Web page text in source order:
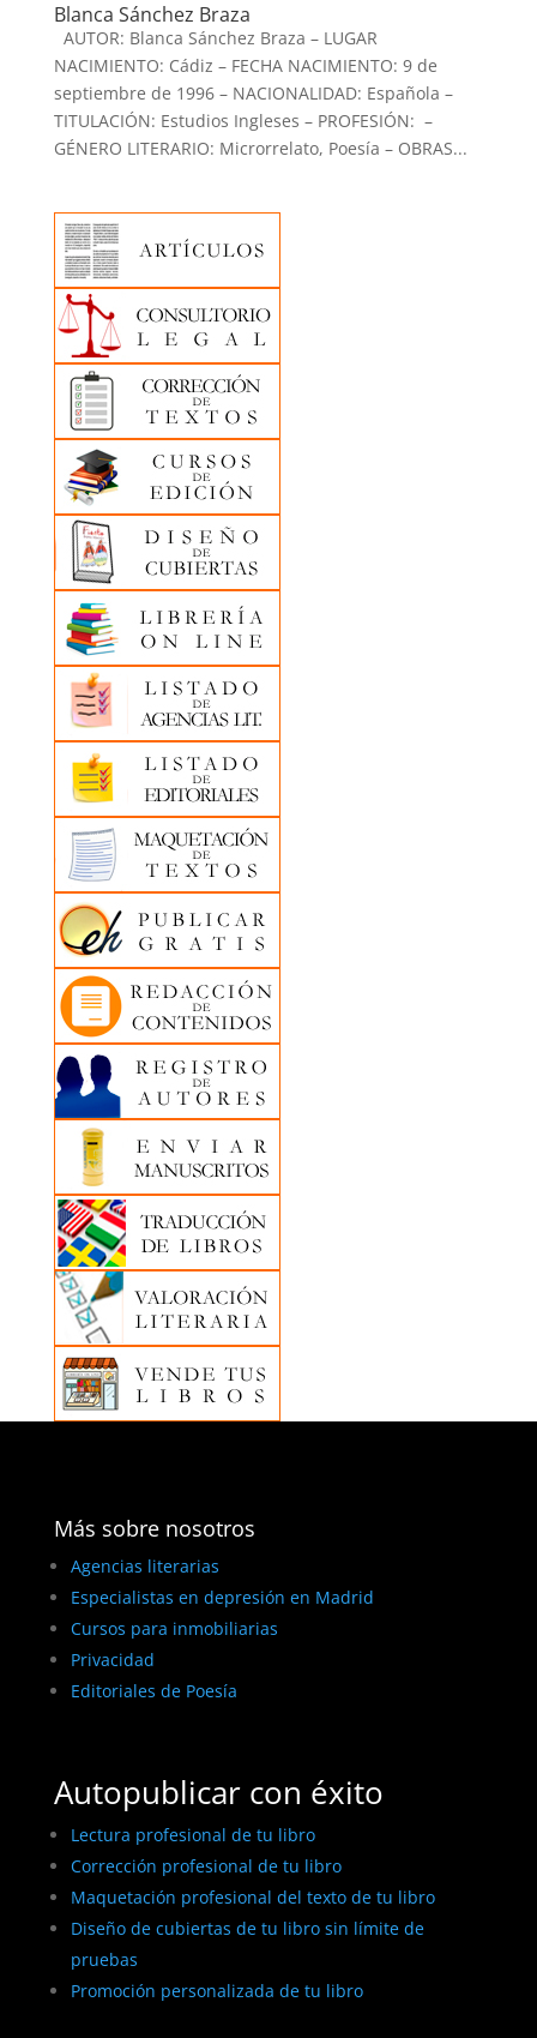
Blanca Sánchez Braza
AUTOR: Blanca Sánchez Braza – LUGAR
NACIMIENTO: Cádiz – FECHA NACIMIENTO: 9 de
septiembre de 1996 – NACIONALIDAD: Española –
TITULACIÓN: Estudios Ingleses – PROFESIÓN: –
GÉNERO LITERARIO: Microrrelato, Poesía – OBRAS...
Más sobre nosotros
Agencias literarias
Especialistas en depresión en Madrid
Cursos para inmobiliarias
Privacidad
Editoriales de Poesía
Autopublicar con éxito
Lectura profesional de tu libro
Corrección profesional de tu libro
Maquetación profesional del texto de tu libro
Diseño de cubiertas de tu libro sin límite de
pruebas
Promoción personalizada de tu libro